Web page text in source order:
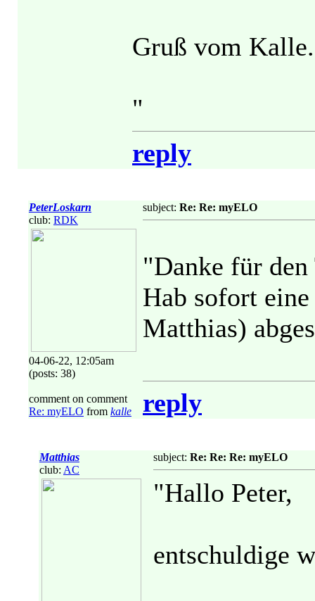
Gruß vom Kalle.
"
reply
PeterLoskarn
club: RDK
04-06-22, 12:05am
(posts: 38)
comment on comment
Re: myELO from kalle
subject: Re: Re: myELO
"Danke für
Hab sofort
Matthias)
reply
Matthias
club: AC
subject: Re: Re: Re: myELO
"Hallo Peter,
entschuldige